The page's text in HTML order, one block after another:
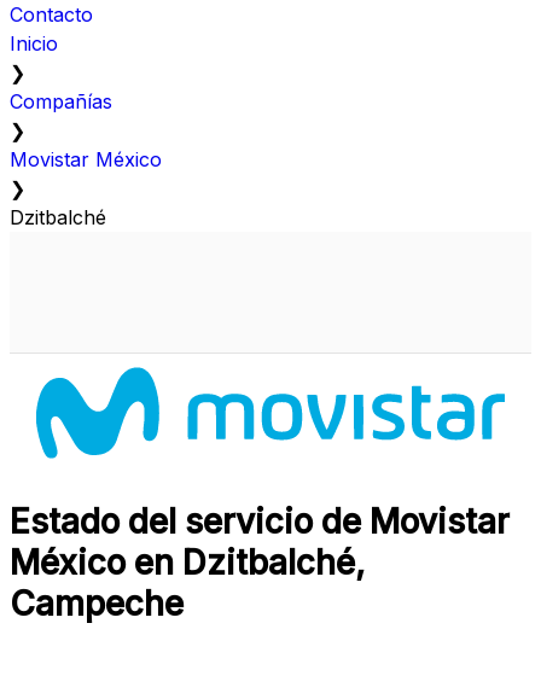
Contacto
Inicio
❯
Compañías
❯
Movistar México
❯
Dzitbalché
Estado del servicio de Movistar
México en Dzitbalché,
Campeche